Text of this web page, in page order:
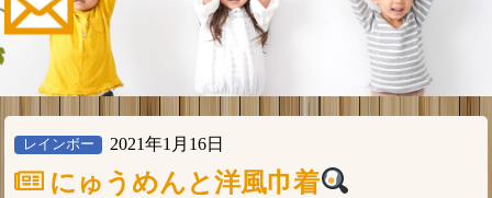
レインボー 2021年1月16日
にゅうめんと洋風巾着